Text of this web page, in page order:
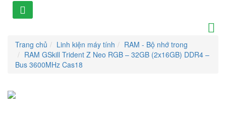
Trang chủ Linh kiện máy tính
RAM - Bộ nhớ trong
RAM GSkill Trident Z Neo RGB – 32GB (2x16GB) DDR4 –
Bus 3600MHz Cas18